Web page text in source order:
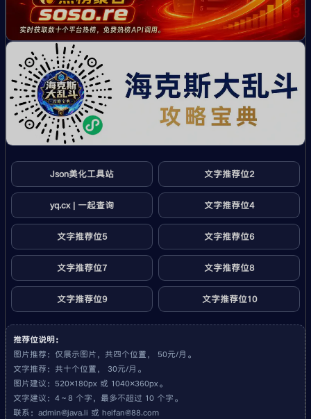
Json美化工具站 文字推荐位2
yq.cx | 一起查询 文字推荐位4
文字推荐位5 文字推荐位6
文字推荐位7 文字推荐位8
文字推荐位9 文字推荐位10
推荐位说明：
图片推荐：仅展示图片，共四个位置， 50元/月。
文字推荐：共十个位置， 30元/月。
图片建议：520×180px 或 1040×360px。
文字建议：4～8 个字，最多不超过 10 个字。
联系： admin@java.li 或 heifan@88.com